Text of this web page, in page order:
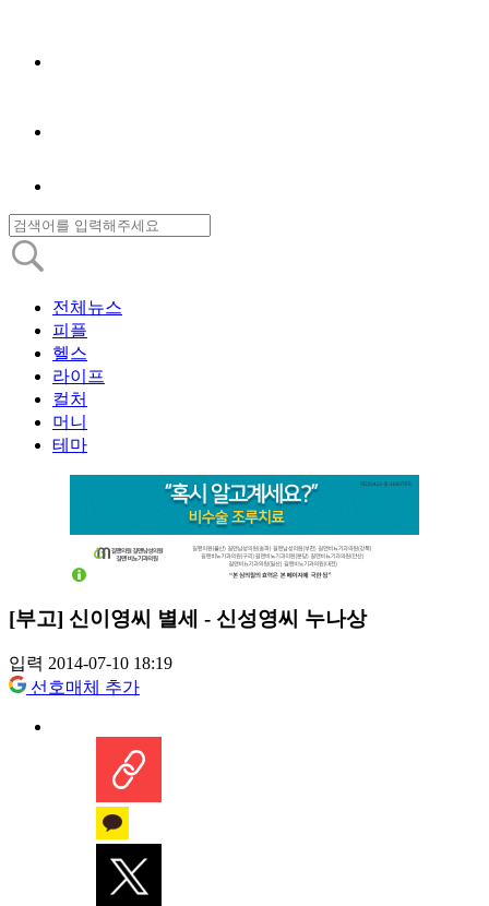
전체뉴스
피플
헬스
라이프
컬처
머니
테마
[부고] 신이영씨 별세 - 신성영씨 누나상
입력 2014-07-10 18:19
선호매체 추가